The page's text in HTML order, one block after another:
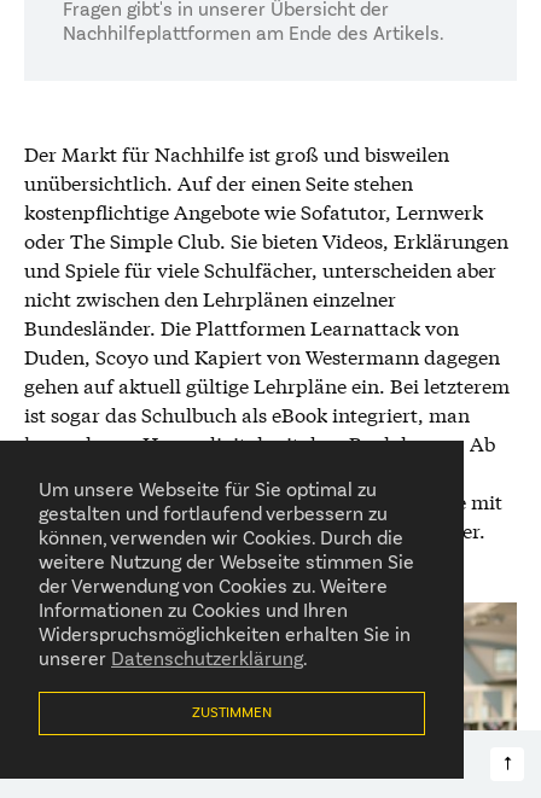
Um unsere Webseite für Sie optimal zu
gestalten und fortlaufend verbessern zu
können, verwenden wir Cookies. Durch die
weitere Nutzung der Webseite stimmen Sie
der Verwendung von Cookies zu. Weitere
Informationen zu Cookies und Ihren
Widerspruchsmöglichkeiten erhalten Sie in
unserer Datenschutzerklärung
ZUSTIMMEN
Fragen gibt's in unserer Übersicht der
Nachhilfeplattformen am Ende des Artikels.
Der Markt für Nachhilfe ist groß und bisweilen
unübersichtlich. Auf der einen Seite stehen
kostenpflichtige Angebote wie Sofatutor, Lernwerk
oder The Simple Club. Sie bieten Videos, Erklärungen
und Spiele für viele Schulfächer, unterscheiden aber
nicht zwischen den Lehrplänen einzelner
Bundesländer. Die Plattformen Learnattack von
Duden, Scoyo und Kapiert von Westermann dagegen
gehen auf aktuell gültige Lehrpläne ein. Bei letzterem
ist sogar das Schulbuch als eBook integriert, man
kann also zu Hause digital mit dem Buch lernen. Ab
Kinder auf den Plattformen anmelden. Angebote mit
Eins-zu-Eins-Betreuung sind dabei deutlich teurer.